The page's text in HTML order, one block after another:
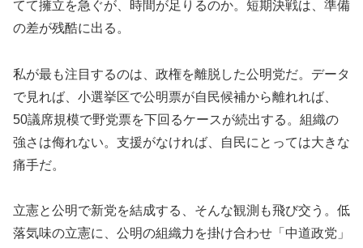
てて擁立を急ぐが、時間が足りるのか。短期決戦は、準備
の差が残酷に出る。
私が最も注目するのは、政権を離脱した公明党だ。データ
で見れば、小選挙区で公明票が自民候補から離れれば、
50議席規模で野党票を下回るケースが続出する。組織の
強さは侮れない。支援がなければ、自民にとっては大きな
痛手だ。
立憲と公明で新党を結成する、そんな観測も飛び交う。低
落気味の立憲に、公明の組織力を掛け合わせ「中道政党」